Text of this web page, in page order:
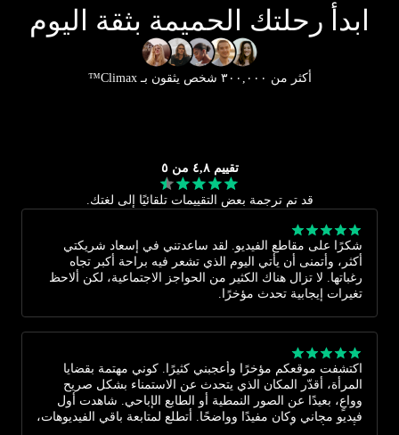
ابدأ رحلتك الحميمة بثقة اليوم
أكثر من ٣٠٠,٠٠٠ شخص يثقون بـ Climax™
تقييم ٤,٨ من ٥
قد تم ترجمة بعض التقييمات تلقائيًا إلى لغتك.
شكرًا على مقاطع الفيديو. لقد ساعدتني في إسعاد شريكتي
أكثر، وأتمنى أن يأتي اليوم الذي تشعر فيه براحة أكبر تجاه
رغباتها. لا تزال هناك الكثير من الحواجز الاجتماعية، لكن ألاحظ
تغيرات إيجابية تحدث مؤخرًا.
اكتشفت موقعكم مؤخرًا وأعجبني كثيرًا. كوني مهتمة بقضايا
المرأة، أقدّر المكان الذي يتحدث عن الاستمناء بشكل صريح
وواعٍ، بعيدًا عن الصور النمطية أو الطابع الإباحي. شاهدت أول
فيديو مجاني وكان مفيدًا وواضحًا. أتطلع لمتابعة باقي الفيديوهات،